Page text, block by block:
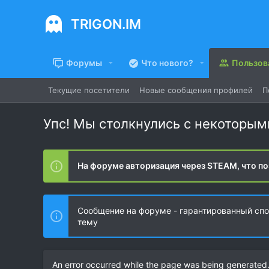
TRIGON.IM
Форумы Что нового?
Текущие посетители Новые сообщения профилей
Упс! Мы столкнулись с
На форуме авторизация через STEAM, что
Сообщение на форуме - гарантированный
тему
An error occurred while the page was being